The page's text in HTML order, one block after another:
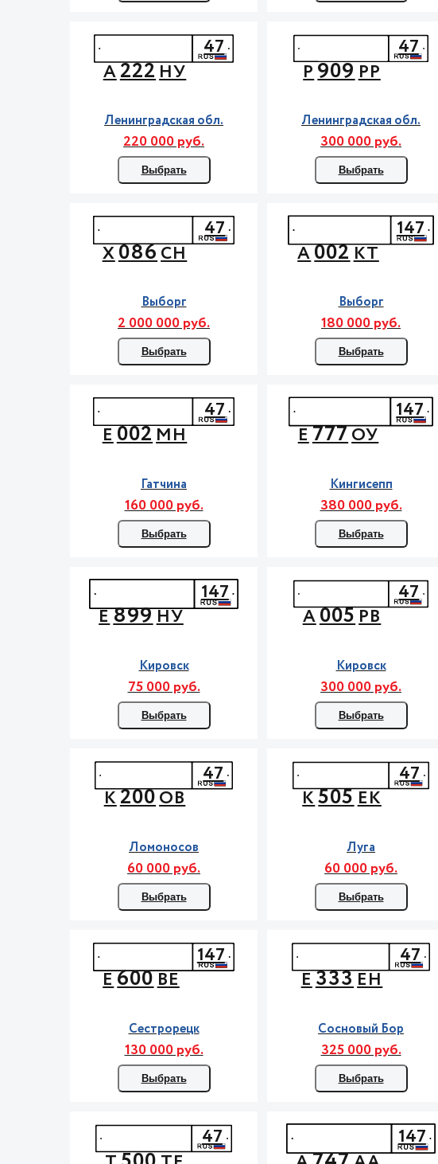
А222НУ
47
Ленинградская обл.
220 000 руб.
Выбрать
Р909РР
47
Ленинградская обл.
300 000 руб.
Выбрать
Х086СН
47
Выборг
2 000 000 руб.
Выбрать
А002КТ
147
Выборг
180 000 руб.
Выбрать
Е002МН
47
Гатчина
160 000 руб.
Выбрать
Е777ОУ
147
Кингисепп
380 000 руб.
Выбрать
Е899НУ
147
Кировск
75 000 руб.
Выбрать
А005РВ
47
Кировск
300 000 руб.
Выбрать
К200ОВ
47
Ломоносов
60 000 руб.
Выбрать
К505ЕК
47
Луга
60 000 руб.
Выбрать
Е600ВЕ
147
Сестрорецк
130 000 руб.
Выбрать
Е333ЕН
47
Сосновый Бор
325 000 руб.
Выбрать
47 147